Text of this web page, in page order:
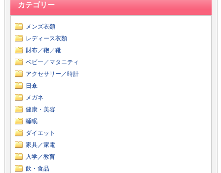
カテゴリー
メンズ衣類
レディース衣類
財布／鞄／靴
ベビー／マタニティ
アクセサリー／時計
日傘
メガネ
健康・美容
睡眠
ダイエット
家具／家電
入学／教育
飲・食品